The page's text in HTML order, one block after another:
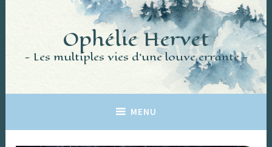
principal
Ophélie Hervet
Les multiples vies d'une louve errante
MENU